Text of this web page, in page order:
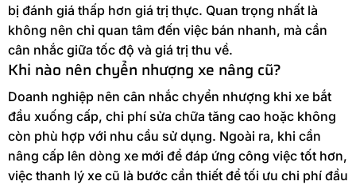
bị đánh giá thấp hơn giá trị thực. Quan trọng nhất là
không nên chỉ quan tâm đến việc bán nhanh, mà cần
cân nhắc giữa tốc độ và giá trị thu về.
Khi nào nên chyển nhượng xe nâng cũ?
Doanh nghiệp nên cân nhắc chyển nhượng khi xe bắt
đầu xuống cấp, chi phí sửa chữa tăng cao hoặc không
còn phù hợp với nhu cầu sử dụng. Ngoài ra, khi cần
nâng cấp lên dòng xe mới để đáp ứng công việc tốt hơn,
việc thanh lý xe cũ là bước cần thiết để tối ưu chi phí đầu